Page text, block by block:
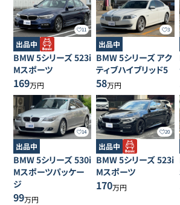
11
出品中
BMW5シリーズ523i
Mスポーツ
169万円
3
出品中
BMW5シリーズアク
ティブハイブリッド5
58万円
14
出品中
BMW5シリーズ530i
Mスポーツパッケー
ジ
99万円
20
出品中
BMW5シリーズ523i
Mスポーツ
170万円